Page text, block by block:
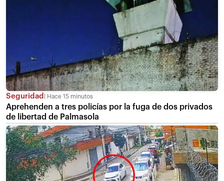
Seguridad Hace 15 minutos
Aprehenden a tres policías por la fuga de dos privados
de libertad de Palmasola